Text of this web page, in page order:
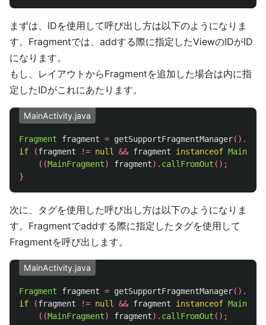
まずは、IDを使用して呼び出し方は以下のようになりま
す。Fragmentでは、addする際に指定したViewのIDがID
になります。
もし、レイアウトからFragmentを追加した場合は内に指
定したIDがこれにあたります。
MainActivity.java
Fragment fragment = getSupportFragmentManager().
if
(fragment != null && fragment instanceof
((MainFragment) fragment). callFromOut ();
}
次に、タグを使用した呼び出し方は以下のようになりま
す。Fragmentでaddする際に指定したタグを使用して
Fragmentを呼び出します。
MainActivity.java
Fragment fragment = getSupportFragmentManager().
if
(fragment != null && fragment instanceof
((MainFragment) fragment). callFromOut ();